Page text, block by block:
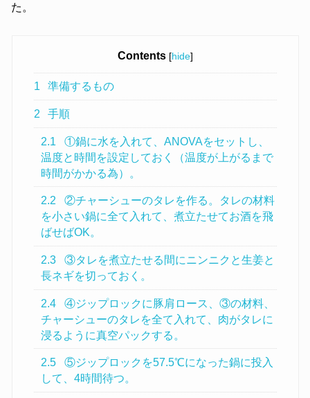
た。
Contents [hide]
1 準備するもの
2 手順
2.1
①鍋に水を入れて、ANOVAをセットし、
温度と時間を設定しておく（温度が上がるまで
時間がかかる為）。
2.2
②チャーシューのタレを作る。タレの材料
を小さい鍋に全て入れて、煮立たせてお酒を飛
ばせばOK。
2.3
③タレを煮立たせる間にニンニクと生姜と
長ネギを切っておく。
2.4
④ジップロックに豚肩ロース、③の材料、
チャーシューのタレを全て入れて、肉がタレに
浸るように真空パックする。
2.5
⑤ジップロックを57.5℃になった鍋に投入
して、4時間待つ。